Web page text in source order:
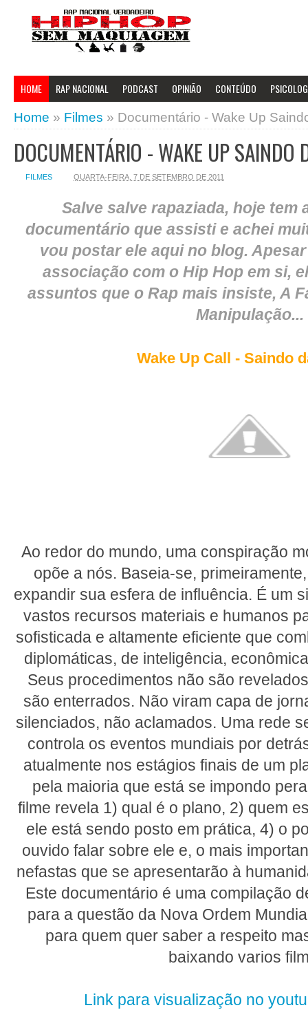
HOME RAP NACIONAL PODCAST OPINIÃO CONTEÚDO
Home » Filmes » Documentário - Wake Up
DOCUMENTÁRIO - WAKE UP SAINDO
FILMES QUARTA-FEIRA, 7 DE SETEMBRO DE 2011
Salve salve rapaziada, hoje tem
documentário que assisti e achei
vou postar ele aqui no blog.
associação com o Hip Hop em si,
assuntos que o Rap mais insiste, A
Manipulação...
Wake Up Call - Saindo
Ao redor do mundo, uma conspiração
opõe a nós. Baseia-se,
expandir sua esfera de influência. É um
vastos recursos materiais e humanos
sofisticada e altamente eficiente que
diplomáticas, de inteligência,
Seus procedimentos não são
são enterrados. Não viram capa de
silenciados, não aclamados. Uma rede
controla os eventos mundiais por
atualmente nos estágios finais de um
pela maioria que está se impondo
filme revela 1) qual é o plano, 2) quem
ele está sendo posto em prática, 4) o
ouvido falar sobre ele e, o mais
nefastas que se apresentarão à
Este documentário é uma compilação
para a questão da Nova Ordem
para quem quer saber a respeito
baixando varios
Link para visualização no